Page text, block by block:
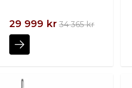
29 999 kr 34 365 kr